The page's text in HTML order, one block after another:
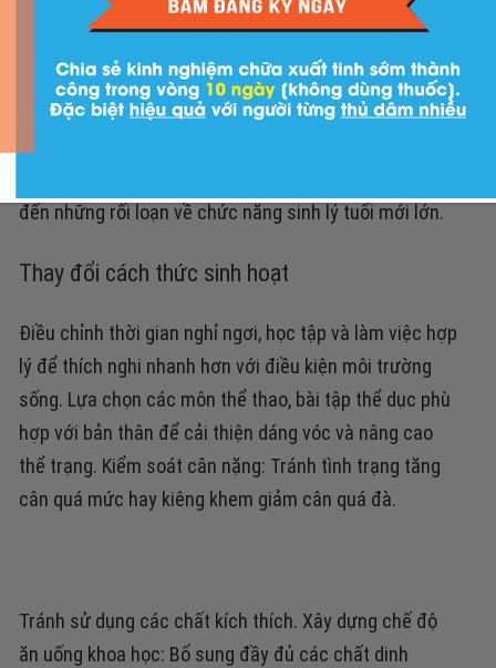
mất nhất có thể. Đừng áp đặt nặng vấn đề điểm số
hoặc đặt ra những tiểu chuẩn bắt buộc con phải đạt
đến những rối loạn về chức năng sinh lý tuổi mới lớn.
Thay đổi cách thức sinh hoạt
Điều chỉnh thời gian nghỉ ngơi, học tập và làm việc hợp
lý để thích nghi nhanh hơn với điều kiện môi trường
sống. Lựa chọn các môn thể thao, bài tập thể dục phù
hợpvới bản thân để cải thiện dáng vóc và nâng cao
thể trạng. Kiểm soát cân nặng: Tránh tình trạng tăng
cân quá mức hay kiêng khem giảm cân quá đà.
Tránh sử dụng các chất kích thích. Xây dựng chế độ
ăn uống khoa học: Bổ sung đầy đủ các chất dinh